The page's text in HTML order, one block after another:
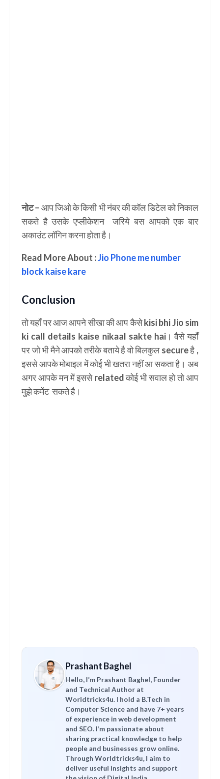
नोट – आप जिओ के किसी भी नंबर की कॉल डिटेल को निकाल
सकते है उसके एप्लीकेशन जरिये बस आपको एक बार
अकाउंट लॉगिन करना होता है।
Read More About :Jio Phone me number
block kaise kare
Conclusion
तो यहाँ पर आज आपने सीखा की आप कैसेkisi bhi Jio sim
ki call details kaise nikaal sakte hai। वैसे यहाँ
पर जो भी मैने आपको तरीके बताये है वो बिलकुल secure है ,
इससे आपके मोबाइल में कोई भी खतरा नहीं आ सकता है। अब
अगर आपके मन में इससे related कोई भी सवाल हो तो आप
मुझे कमेंट सकते है।
Prashant Baghel
Hello, I’m Prashant Baghel, Founder
and Technical Author at
Worldtricks4u. I hold a B.Tech in
Computer Science and have 7+ years
of experience in web development
and SEO. I’m passionate about
sharing practical knowledge to help
people and businesses grow online.
Through Worldtricks4u, I aim to
deliver useful insights and support